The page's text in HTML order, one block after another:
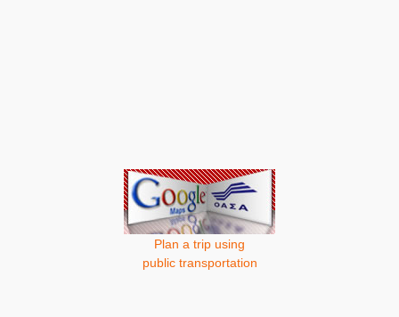
Plan a trip using
public transportation